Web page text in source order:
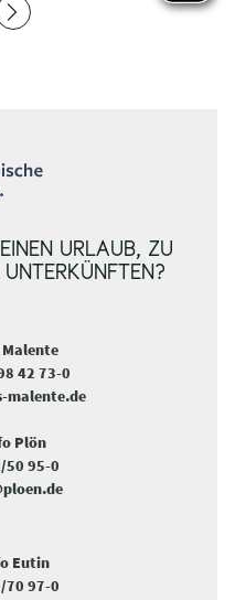
URLAUB, ZU
42 73-0
malente.de
Plön
50 95-0
Eutin
70 97-0